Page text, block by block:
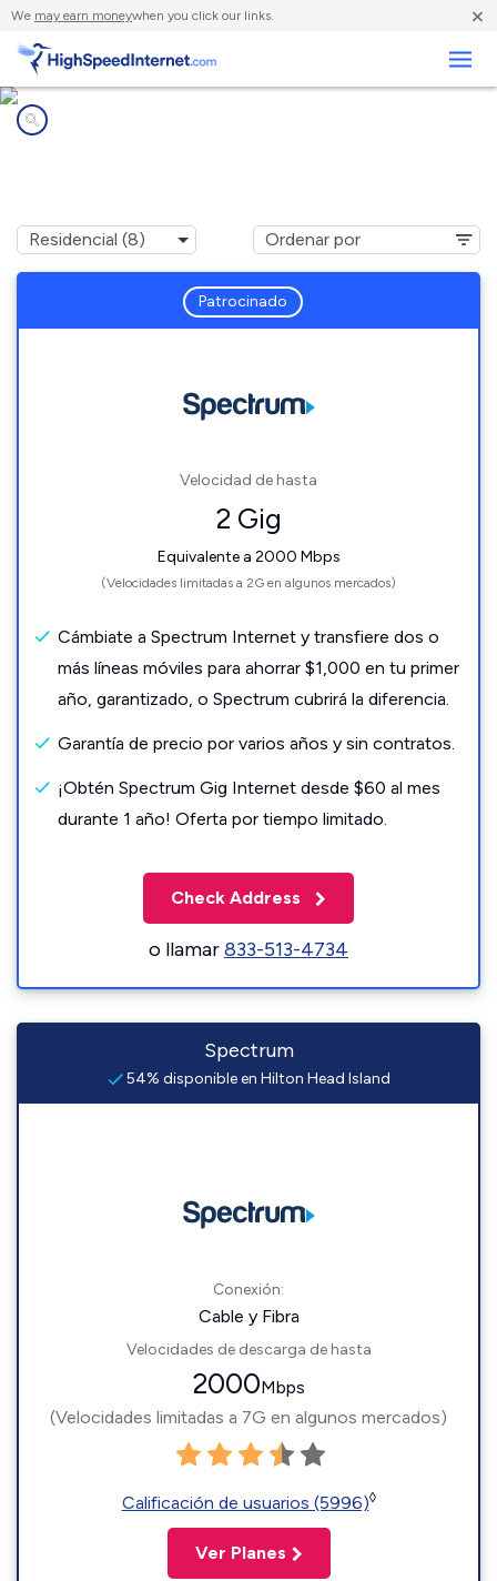
We may earn moneywhen you click our links. ×
Patrocinado
Velocidad de hasta
2 Gig
Equivalente a 2000 Mbps
(Velocidades limitadas a 2G en algunos mercados)
Cámbiate a Spectrum Internet y transfiere dos o
más líneas móviles para ahorrar $1,000 en tu primer
año, garantizado, o Spectrum cubrirá la diferencia.
Garantía de precio por varios años y sin contratos.
¡Obtén Spectrum Gig Internet desde $60 al mes
durante 1 año! Oferta por tiempo limitado.
Check Address
o llamar833-513-4734
Spectrum
54% disponible en Hilton Head Island
Conexión:
Cable y Fibra
Velocidades de descarga de hasta
2000Mbps
(Velocidades limitadas a 7G en algunos mercados)
Calificación de usuarios (5996)◊
Ver Planes